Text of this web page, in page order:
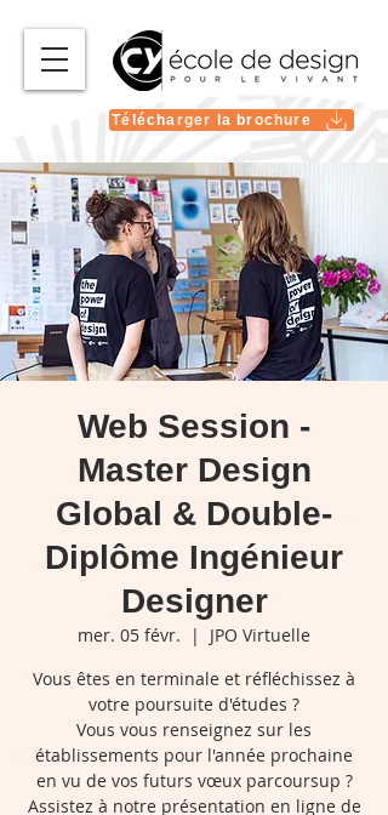
Télécharger la brochure
Web Session -
Master Design
Global & Double-
Diplôme Ingénieur
Designer
mer. 05 févr.
  |
JPO Virtuelle
Vous êtes en terminale et réfléchissez à
votre poursuite d'études ?
Vous vous renseignez sur les
établissements pour l'année prochaine
en vu de vos futurs vœux parcoursup ?
Assistez à notre présentation en ligne de